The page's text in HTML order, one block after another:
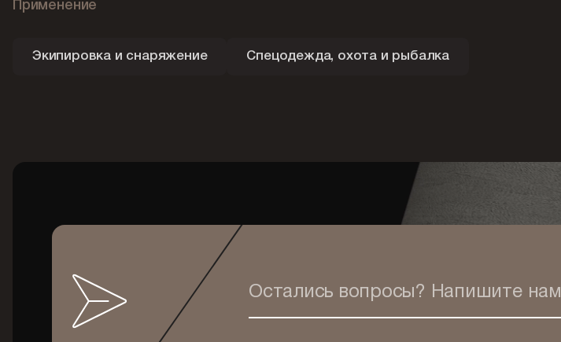
Применение
Экипировка и снаряжение Спецодежда, охота и рыбалка
Остались вопросы? Напишите нам